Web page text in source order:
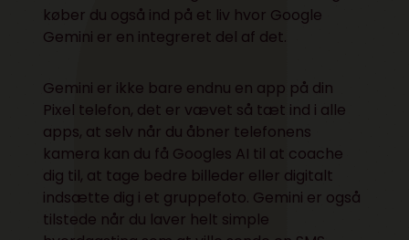
køber du også ind på et liv hvor Google
Gemini er en integreret del af det.
Gemini er ikke bare endnu en app på din
Pixel telefon, det er vævet så tæt ind i alle
apps, at selv når du åbner telefonens
kamera kan du få Googles AI til at coache
dig til, at tage bedre billeder eller digitalt
indsætte dig i et gruppefoto. Gemini er også
tilstede når du laver helt simple